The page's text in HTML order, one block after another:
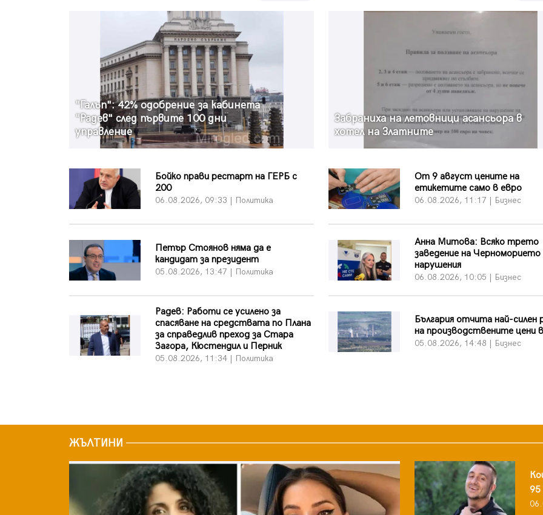
"Галъп": 42% одобрение за кабинета
"Радев" след първите 100 дни
управление
Бойко прави рестарт на ГЕРБ с
200
06.08.2026, 09:33 | Политика
Петър Стоянов няма да е
кандидат за президент
05.08.2026, 13:47 | Политика
Радев: Работи се усилено за
спасяване на средствата по Плана
за справедлив преход за Стара
Загора, Кюстендил и Перник
05.08.2026, 11:34 | Политика
Забраниха на летовници асансьора в
хотел на Златните
От 9 август цените на
етикетите само в евро
06.08.2026, 11:17 | Бизнес
Анна Митова: Всяко трето
заведение на Черноморието
нарушения
06.08.2026, 10:05 | Бизнес
България отчита най-силен
на производствените цени
05.08.2026, 14:48 | Бизнес
ЖЪЛТИНИ
95